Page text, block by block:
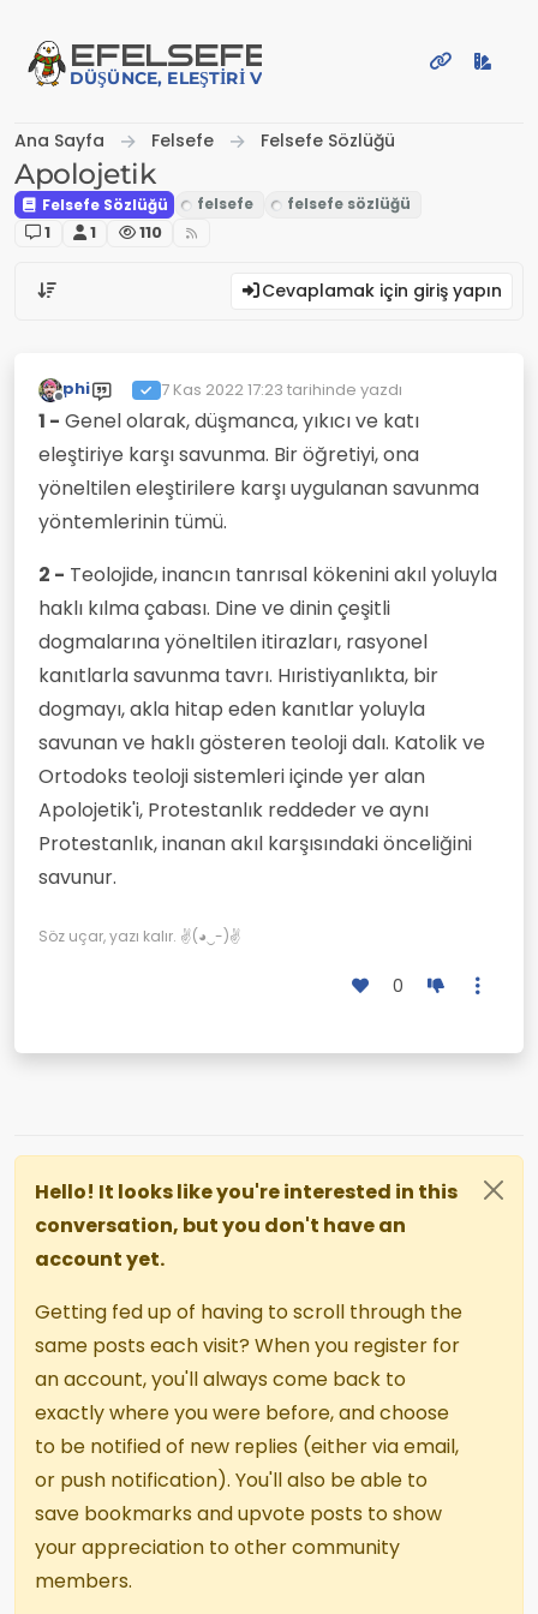
EFELSEFE
DÜŞÜNCE, ELEŞTIRI VE PAYLAŞIM PLATFORMU
Ana Sayfa Felsefe Felsefe Sözlüğü
Apolojetik
Felsefe Sözlüğü
1
1 110
Cevaplamak için giriş yapın
Çevrimdışı
phi 7 Kas 2022 17:23 tarihinde yazdı
Son düzenleyen:
1 - Genel olarak, düşmanca, yıkıcı ve katı
eleştiriye karşı savunma. Bir öğretiyi, ona
yöneltilen eleştirilere karşı uygulanan savunma
yöntemlerinin tümü.
2 - Teolojide, inancın tanrısal kökenini akıl yoluyla
haklı kılma çabası. Dine ve dinin çeşitli
dogmalarına yöneltilen itirazları, rasyonel
kanıtlarla savunma tavrı. Hıristiyanlıkta, bir
dogmayı, akla hitap eden kanıtlar yoluyla
savunan ve haklı gösteren teoloji dalı. Katolik ve
Ortodoks teoloji sistemleri içinde yer alan
Apolojetik'i, Protestanlık reddeder ve aynı
Protestanlık, inanan akıl karşısındaki önceliğini
savunur.
Söz uçar, yazı kalır. ✌(◕‿-)✌
0
Hello! It looks like you're interested in this
conversation, but you don't have an
account yet.
Getting fed up of having to scroll through the
same posts each visit? When you register for
an account, you'll always come back to
exactly where you were before, and choose
to be notified of new replies (either via email,
or push notification). You'll also be able to
save bookmarks and upvote posts to show
your appreciation to other community
members.